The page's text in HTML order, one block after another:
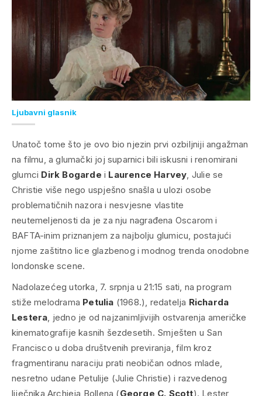
Ljubavni glasnik
Unatoč tome što je ovo bio njezin prvi ozbiljniji angažman
na filmu, a glumački joj suparnici bili iskusni i renomirani
glumci Dirk Bogarde i Laurence Harvey , Julie se
Christie više nego uspješno snašla u ulozi osobe
problematičnih nazora i nesvjesne vlastite
neutemeljenosti da je za nju nagrađena Oscarom i
BAFTA-inim priznanjem za najbolju glumicu, postajući
njome zaštitno lice glazbenog i modnog trenda onodobne
londonske scene.
Nadolazećeg utorka, 7. srpnja u 21:15 sati, na program
stiže melodrama Petulia (1968.), redatelja Richarda
Lestera , jedno je od najzanimljivijih ostvarenja američke
kinematografije kasnih šezdesetih. Smješten u San
Francisco u doba društvenih previranja, film kroz
fragmentiranu naraciju prati neobičan odnos mlade,
nesretno udane Petulije (Julie Christie) i razvedenog
liječnika Archieja Bollena (George C. Scott). Lester